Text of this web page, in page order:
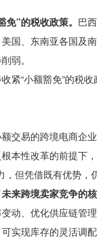
”的税收政策。 巴
国、东南亚各国及
弱。
紧“小额豁免”的税
交易的跨境电商企
本性改革的前提下
，但凭借既有优势，
未来跨境卖家竞争的
动、优化供应链管
实现库存的灵活调